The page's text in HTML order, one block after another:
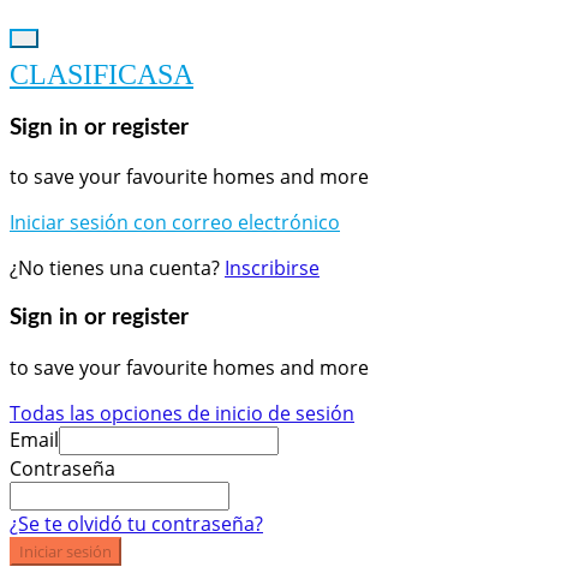
CLASIFICASA
Sign in or register
to save your favourite homes and more
Iniciar sesión con correo electrónico
¿No tienes una cuenta? Inscribirse
Sign in or register
to save your favourite homes and more
Todas las opciones de inicio de sesión
Email
Contraseña
¿Se te olvidó tu contraseña?
Iniciar sesión